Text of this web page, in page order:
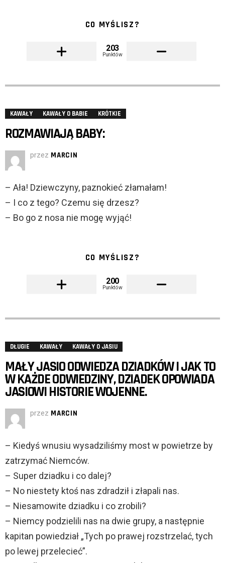
CO MYŚLISZ?
203
Punktów
KAWAŁY KAWAŁY O BABIE KRÓTKIE
ROZMAWIAJĄ BABY:
przez MARCIN
– Ała! Dziewczyny, paznokieć złamałam!
– I co z tego? Czemu się drzesz?
– Bo go z nosa nie mogę wyjąć!
CO MYŚLISZ?
200
Punktów
DŁUGIE KAWAŁY KAWAŁY O JASIU
MAŁY JASIO ODWIEDZA DZIADKÓW I JAK TO
W KAŻDE ODWIEDZINY, DZIADEK OPOWIADA
JASIOWI HISTORIE WOJENNE.
przez MARCIN
– Kiedyś wnusiu wysadziliśmy most w powietrze by
zatrzymać Niemców.
– Super dziadku i co dalej?
– No niestety ktoś nas zdradził i złapali nas.
– Niesamowite dziadku i co zrobili?
– Niemcy podzielili nas na dwie grupy, a następnie
kapitan powiedział „Tych po prawej rozstrzelać, tych
po lewej przelecieć”.